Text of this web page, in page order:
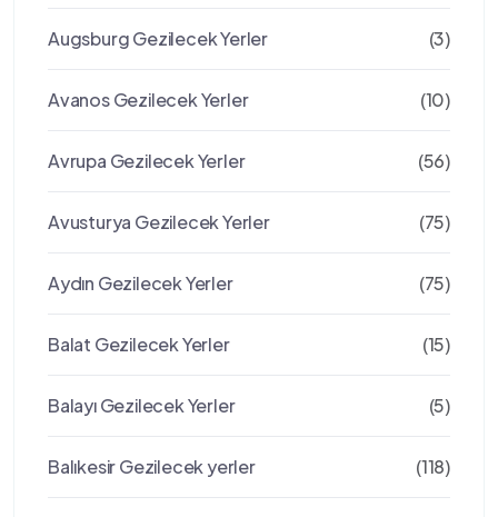
Augsburg Gezilecek Yerler (3)
Avanos Gezilecek Yerler (10)
Avrupa Gezilecek Yerler (56)
Avusturya Gezilecek Yerler (75)
Aydın Gezilecek Yerler (75)
Balat Gezilecek Yerler (15)
Balayı Gezilecek Yerler (5)
Balıkesir Gezilecek yerler (118)